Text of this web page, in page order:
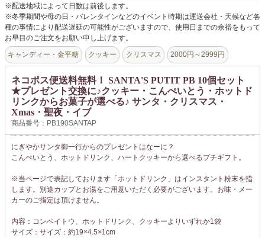
※配送地域によって日数は前後します。
※冬季期間や母の日・バレンタインなどのイベント時期は運送会社・天候など各
種の事情により配送遅延の可能性がございますので、使用日までの余裕をもって
お早目のご注文をお願い申し上げます。
キャンディー・金平糖 クッキー クリスマス 2000円～2999円
ネコポス便送料無料！ SANTA'S PUTIT PB 10個セット
★プレゼント交換に♪クッキー・こんぺいとう・ホットド
リンクからお菓子が選べる♪ サンタ・クリスマス・
Xmas・聖夜・イブ
商品番号：PB190SANTAP
にぎやかサンタ御一行からのプレゼントはなーに？
こんぺいとう、ホットドリンク、ハートクッキーから選べるプチギフト。
※当ページで表記しております「ホットドリンク」はインスタント粉末を指
します。別途カップとお湯をご用意いただく必要がございます。お味・メー
カーのご指定は頂けません。
内容：コンペイトウ、ホットドリンク、クッキーよりいずれか1袋
サイズ：サイズ：約19×4.5×1cm